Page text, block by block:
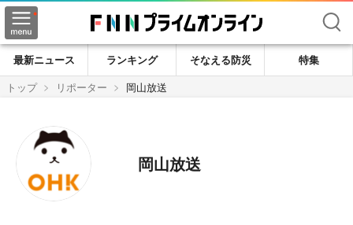
検索
最新ニュース ランキング そなえる防災
特集
トップ
リポーター 岡山放送
岡山放送